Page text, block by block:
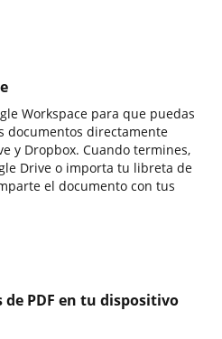
Workspace para que puedas
documentos directamente
y Dropbox. Cuando termines,
Drive o importa tu libreta de
el documento con tus
PDF en tu dispositivo